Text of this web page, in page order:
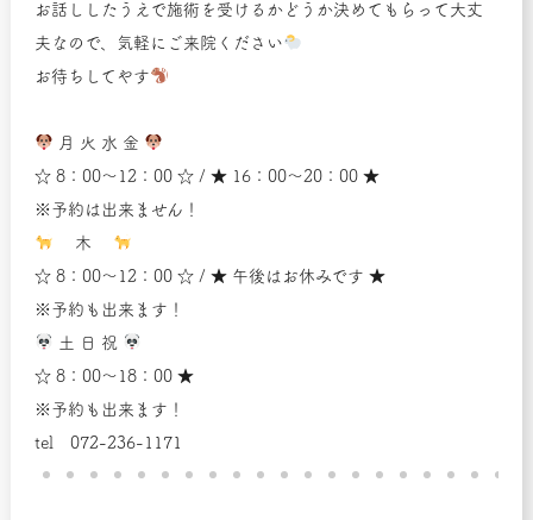
お話ししたうえで施術を受けるかどうか決めてもらって大丈
夫なので、気軽にご来院ください
お待ちしてやす
月 火 水 金
☆ 8：00～12：00 ☆ / ★ 16：00～20：00 ★
※予約は出来ません！
木
☆ 8：00～12：00 ☆ / ★ 午後はお休みです ★
※予約も出来ます！
土 日 祝
☆ 8：00～18：00 ★
※予約も出来ます！
tel 072-236-1171